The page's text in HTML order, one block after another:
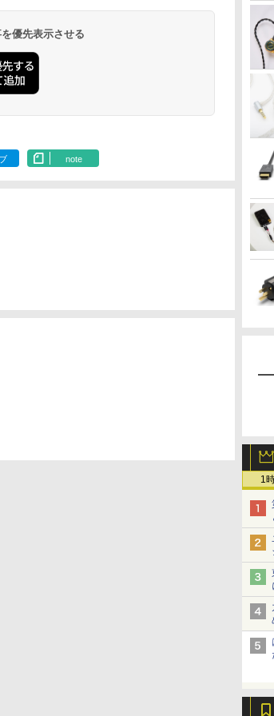
1
優先表示させる
note